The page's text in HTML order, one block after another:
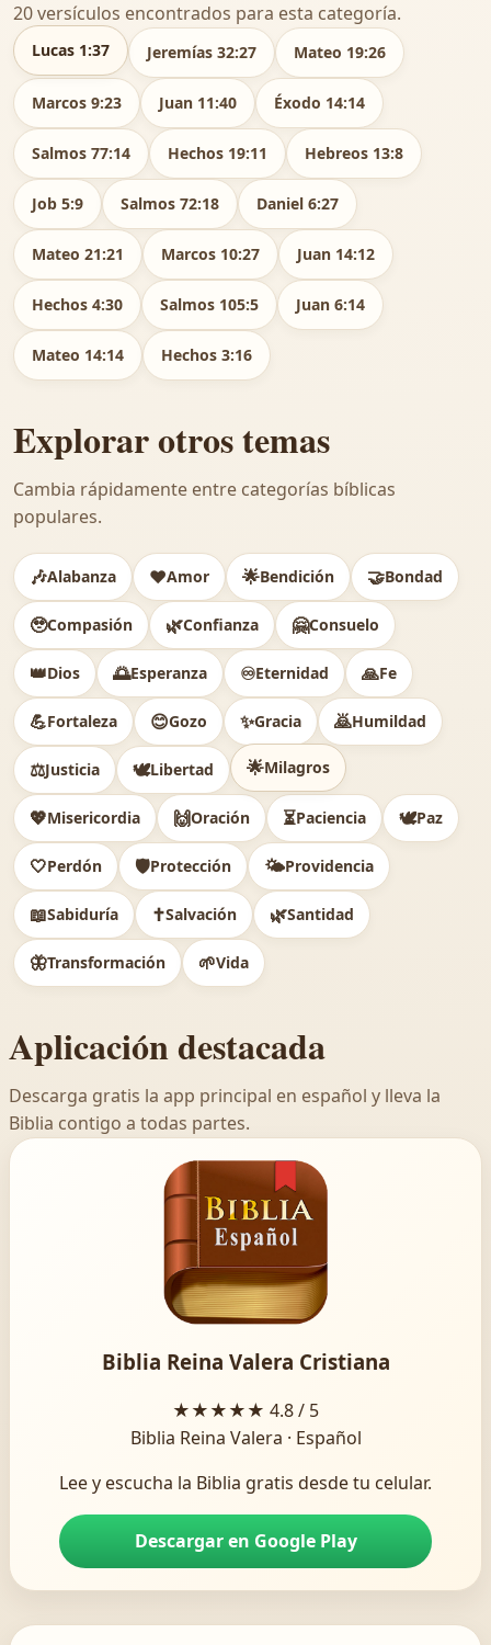
20 versículos encontrados para esta categoría.
Lucas 1:37 Jeremías 32:27 Mateo 19:26
Marcos 9:23 Juan 11:40 Éxodo 14:14
Salmos 77:14 Hechos 19:11 Hebreos 13:8
Job 5:9 Salmos 72:18 Daniel 6:27
Mateo 21:21 Marcos 10:27 Juan 14:12
Hechos 4:30 Salmos 105:5 Juan 6:14
Mateo 14:14 Hechos 3:16
Explorar otros temas
Cambia rápidamente entre categorías bíblicas
populares.
🎶Alabanza ❤️Amor 🌟Bendición 🤝Bondad
🥹Compasión 🌿Confianza 🤗Consuelo
👑Dios 🌅Esperanza ♾️Eternidad 🙏Fe
💪Fortaleza 😊Gozo ✨Gracia 🙇Humildad
⚖️Justicia 🕊Libertad 🌟Milagros
💖Misericordia 🙌Oración ⏳Paciencia 🕊️Paz
🤍Perdón 🛡️Protección 🌤️Providencia
📖Sabiduría ✝️Salvación 🌿Santidad
🦋Transformación 🌱Vida
Aplicación destacada
Descarga gratis la app principal en español y lleva la
Biblia contigo a todas partes.
Biblia Reina Valera Cristiana
★★★★★ 4.8 / 5
Biblia Reina Valera · Español
Lee y escucha la Biblia gratis desde tu celular.
Descargar en Google Play